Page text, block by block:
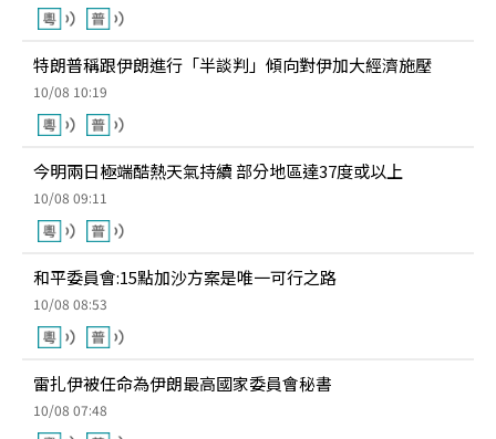
特朗普稱跟伊朗進行「半談判」傾向對伊加大經濟施壓
10/08 10:19
今明兩日極端酷熱天氣持續 部分地區達37度或以上
10/08 09:11
和平委員會:15點加沙方案是唯一可行之路
10/08 08:53
雷扎伊被任命為伊朗最高國家委員會秘書
10/08 07:48